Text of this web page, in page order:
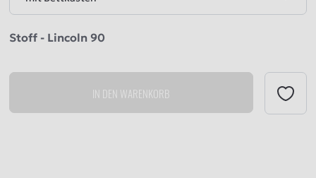
Stoff - Lincoln 90
IN DEN WARENKORB